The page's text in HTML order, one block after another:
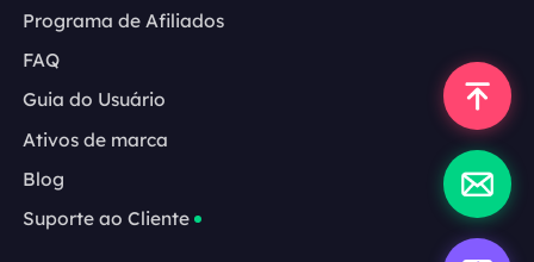
Programa de Afiliados
FAQ
Guia do Usuário
Ativos de marca
Blog
Suporte ao Cliente